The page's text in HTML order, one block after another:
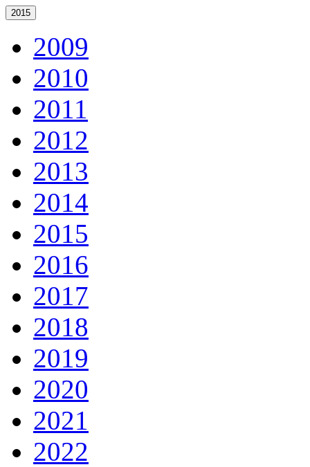
2015
2009
2010
2011
2012
2013
2014
2015
2016
2017
2018
2019
2020
2021
2022